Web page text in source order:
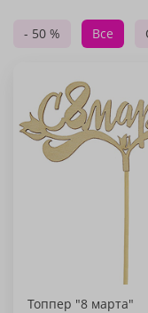
- 50 % Все
Топпер "8 марта"